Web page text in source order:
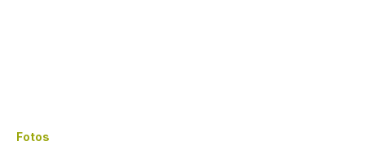
Fotos